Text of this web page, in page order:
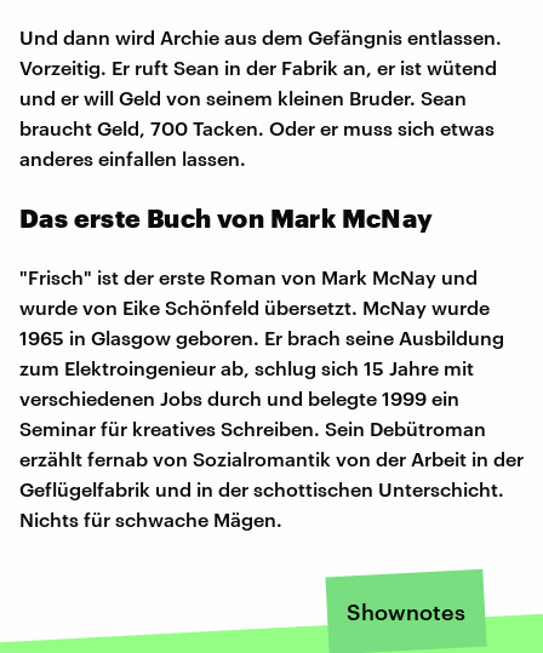
Und dann wird Archie aus dem Gefängnis entlassen.
Vorzeitig. Er ruft Sean in der Fabrik an, er ist wütend
und er will Geld von seinem kleinen Bruder. Sean
braucht Geld, 700 Tacken. Oder er muss sich etwas
anderes einfallen lassen.
Das erste Buch von Mark McNay
"Frisch" ist der erste Roman von Mark McNay und
wurde von Eike Schönfeld übersetzt. McNay wurde
1965 in Glasgow geboren. Er brach seine Ausbildung
zum Elektroingenieur ab, schlug sich 15 Jahre mit
verschiedenen Jobs durch und belegte 1999 ein
Seminar für kreatives Schreiben. Sein Debütroman
erzählt fernab von Sozialromantik von der Arbeit in der
Geflügelfabrik und in der schottischen Unterschicht.
Nichts für schwache Mägen.
Shownotes